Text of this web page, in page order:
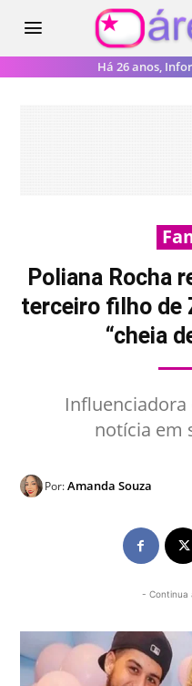
Há 26 anos,
Poliana Rocha
terceiro filho de
“cheia
notícia em
Por:Amanda Souza
- Continua